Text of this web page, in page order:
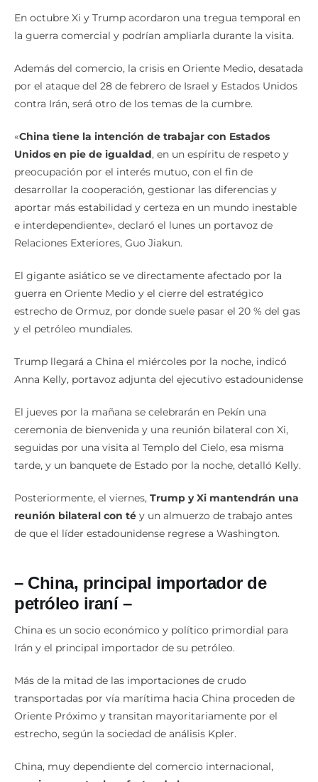
En octubre Xi y Trump acordaron una tregua temporal en
la guerra comercial y podrían ampliarla durante la visita.
Además del comercio, la crisis en Oriente Medio, desatada
por el ataque del 28 de febrero de Israel y Estados Unidos
contra Irán, será otro de los temas de la cumbre.
«China tiene la intención de trabajar con Estados
Unidos en pie de igualdad, en un espíritu de respeto y
preocupación por el interés mutuo, con el fin de
desarrollar la cooperación, gestionar las diferencias y
aportar más estabilidad y certeza en un mundo inestable
e interdependiente», declaró el lunes un portavoz de
Relaciones Exteriores, Guo Jiakun.
El gigante asiático se ve directamente afectado por la
guerra en Oriente Medio y el cierre del estratégico
estrecho de Ormuz, por donde suele pasar el 20 % del gas
y el petróleo mundiales.
Trump llegará a China el miércoles por la noche, indicó
Anna Kelly, portavoz adjunta del ejecutivo estadounidense
El jueves por la mañana se celebrarán en Pekín una
ceremonia de bienvenida y una reunión bilateral con Xi,
seguidas por una visita al Templo del Cielo, esa misma
tarde, y un banquete de Estado por la noche, detalló Kelly.
Posteriormente, el viernes, Trump y Xi mantendrán una
reunión bilateral con té y un almuerzo de trabajo antes
de que el líder estadounidense regrese a Washington.
– China, principal importador de
petróleo iraní –
China es un socio económico y político primordial para
Irán y el principal importador de su petróleo.
Más de la mitad de las importaciones de crudo
transportadas por vía marítima hacia China proceden de
Oriente Próximo y transitan mayoritariamente por el
estrecho, según la sociedad de análisis Kpler.
China, muy dependiente del comercio internacional,